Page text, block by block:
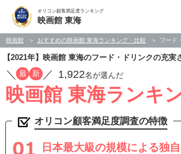
オリコン顧客満足度ランキング
映画館 東海
映画館 おすすめの映画館 東海ランキング・比較 フード
【2021年】映画館 東海のフード・ドリンクの充実
／ 最 新 ／ 1,922名が選んだ
映画館 東海ランキ
オリコン顧客満足度調査の特徴
日本最大級の規模による独